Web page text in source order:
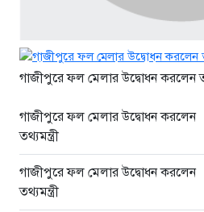
২ ঘণ্টা আগে
নতুন
দিয়ে
৩ ঘণ্টা আগে
গাজীপুরে ফল মেলার উদ্বোধন করলেন
গাজীপুরে ফল মেলার উদ্বোধন করলেন
তথ্যমন্ত্রী
গাজীপুরে ফল মেলার উদ্বোধন করলেন
তথ্যমন্ত্রী